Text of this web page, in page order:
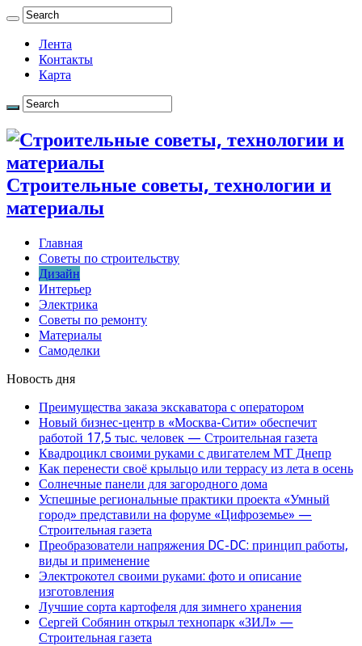
Лента
Контакты
Карта
Строительные советы, технологии и
материалы
Главная
Советы по строительству
Дизайн
Интерьер
Электрика
Советы по ремонту
Материалы
Самоделки
Новость дня
Преимущества заказа экскаватора с оператором
Новый бизнес-центр в «Москва-Сити» обеспечит
работой 17,5 тыс. человек — Строительная газета
Квадроцикл своими руками с двигателем МТ Днепр
Как перенести своё крыльцо или террасу из лета в осень
Солнечные панели для загородного дома
Успешные региональные практики проекта «Умный
город» представили на форуме «Цифроземье» —
Строительная газета
Преобразователи напряжения DC-DC: принцип работы,
виды и применение
Электрокотел своими руками: фото и описание
изготовления
Лучшие сорта картофеля для зимнего хранения
Сергей Собянин открыл технопарк «ЗИЛ» —
Строительная газета